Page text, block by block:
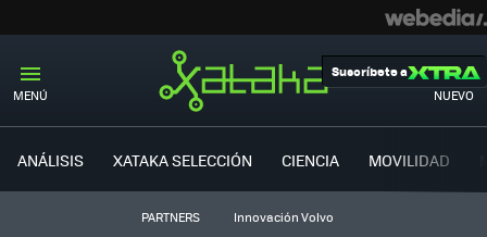
MENÚ NUEVO
Suscríbete a
ANÁLISIS XATAKA SELECCIÓN CIENCIA MOVILIDAD
PARTNERS Innovación Volvo